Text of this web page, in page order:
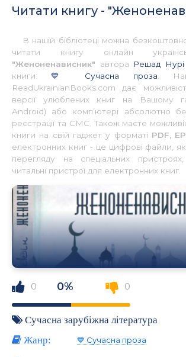
Читати книгу -
В нашій бібліотеці можна
читати книгу онлайн
"Женоненависник" автора Решад Нурі
книги:💙 Сучасна проза .
ReadUkrainianBooks.com дає
версії улюблених книг на Вашому
Android) або комп’ютері абсолютно
реєстрації та СМС. Також маєте
книги на свій гаджет у форматі PDF,
електронних книг - це цифрові файли,
перегляду на спеціальних
читальні пристрої для електронних книг.
0 0% 0
Сучасна зарубіжна література
Жанр:
💙 Сучасна проза